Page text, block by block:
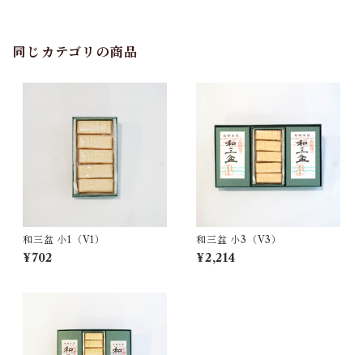
同じカテゴリの商品
和三盆 小1（V1）
¥702
和三盆 小3（V3）
¥2,214